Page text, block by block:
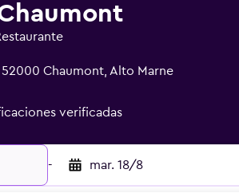
52000 Chaumont, Alto Marne
verificadas
- mar. 18/8